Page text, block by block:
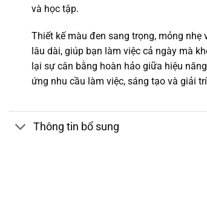
và học tập.
Thiết kế màu đen sang trọng, mỏng
lâu dài, giúp bạn làm việc cả ngày mà
lại sự cân bằng hoàn hảo giữa hiệu
ứng nhu cầu làm việc, sáng tạo và giải
Thông tin bổ sung